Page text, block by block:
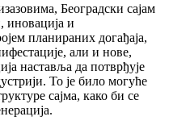
Београдски сајам
иновација и
планираних догађаја,
али и нове,
наставља да потврђује
То је било могуће
сајма, како би се